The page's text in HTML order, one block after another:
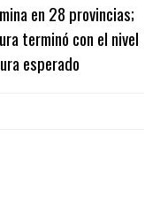
en 28 provincias;
terminó con el nivel
esperado